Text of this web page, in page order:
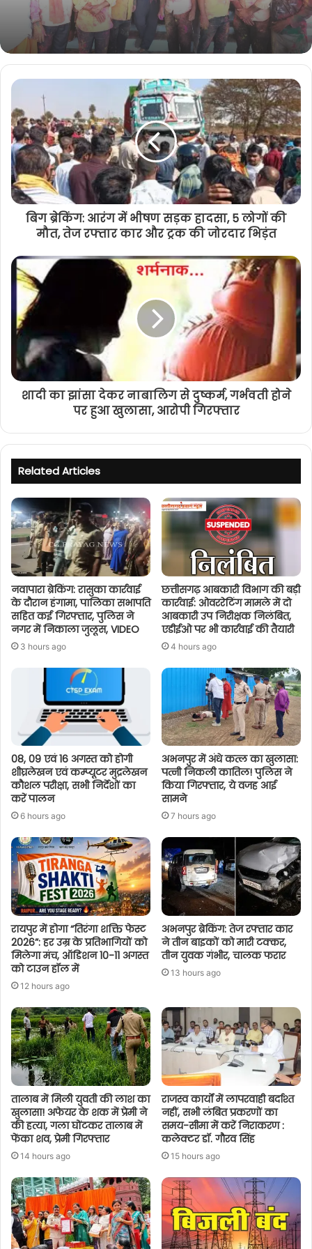
समारोह संपन्न, फाग गीतों और गुलाल के साथ
मनाया गया उत्सव
बिग ब्रेकिंग: आरंग में भीषण सड़क हादसा, 5 लोगों की
मौत, तेज रफ्तार कार और ट्रक की जोरदार भिड़ंत
शादी का झांसा देकर नाबालिग से दुष्कर्म, गर्भवती होने
पर हुआ खुलासा, आरोपी गिरफ्तार
Related Articles
नवापारा ब्रेकिंग: रासुका कार्रवाई
के दौरान हंगामा, पालिका सभापति
सहित कई गिरफ्तार, पुलिस ने
नगर में निकाला जुलूस, VIDEO
3 hours ago
छत्तीसगढ़ आबकारी विभाग की बड़ी
कार्रवाई: ओवररेटिंग मामले में दो
आबकारी उप निरीक्षक निलंबित,
एडीईओ पर भी कार्रवाई की तैयारी
4 hours ago
08, 09 एवं 16 अगस्त को होगी
शीघ्रलेखन एवं कम्प्यूटर मुद्रलेखन
कौशल परीक्षा, सभी निर्देशों का
करें पालन
6 hours ago
अभनपुर में अंधे कत्ल का खुलासा:
पत्नी निकली कातिल! पुलिस ने
किया गिरफ्तार, ये वजह आई
सामने
7 hours ago
रायपुर में होगा “तिरंगा शक्ति फेस्ट
2026”: हर उम्र के प्रतिभागियों को
मिलेगा मंच, ऑडिशन 10-11 अगस्त
को टाउन हॉल में
12 hours ago
अभनपुर ब्रेकिंग: तेज रफ्तार कार
ने तीन बाइकों को मारी टक्कर,
तीन युवक गंभीर, चालक फरार
13 hours ago
तालाब में मिली युवती की लाश का
खुलासा! अफेयर के शक में प्रेमी ने
की हत्या, गला घोंटकर तालाब में
फेंका शव, प्रेमी गिरफ्तार
14 hours ago
राजस्व कार्यों में लापरवाही बर्दाश्त
नहीं, सभी लंबित प्रकरणों का
समय-सीमा में करें निराकरण :
कलेक्टर डॉ. गौरव सिंह
15 hours ago